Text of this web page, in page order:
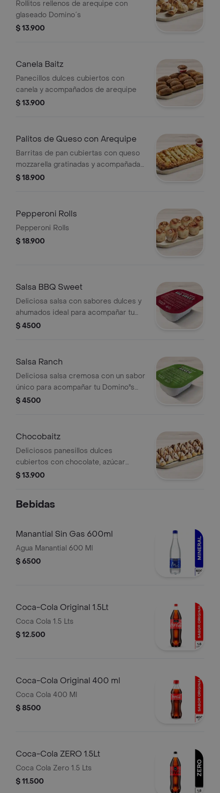
Rollitos rellenos de arequipe con
glaseado Domino´s
$ 13.900
Canela Baitz
Panecillos dulces cubiertos con
canela y acompañados de arequipe
$ 13.900
Palitos de Queso con Arequipe
Barritas de pan cubiertas con queso
mozzarella gratinadas y acompañadas
de arequipe
$ 18.900
Pepperoni Rolls
Pepperoni Rolls
$ 18.900
Salsa BBQ Sweet
Deliciosa salsa con sabores dulces y
ahumados ideal para acompañar tu
Domino's favorita.
$ 4500
Salsa Ranch
Deliciosa salsa cremosa con un sabor
único para acompañar tu Domino''s
favorita.
$ 4500
Chocobaitz
Deliciosos panesillos dulces
cubiertos con chocolate, azúcar
espolvoreado y glaseado Domino's
$ 13.900
Bebidas
Manantial Sin Gas 600ml
Agua Manantial 600 Ml
$ 6500
Coca-Cola Original 1.5Lt
Coca Cola 1.5 Lts
$ 12.500
Coca-Cola Original 400 ml
Coca Cola 400 Ml
$ 8500
Coca-Cola ZERO 1.5Lt
Coca Cola Zero 1.5 Lts
$ 11.500